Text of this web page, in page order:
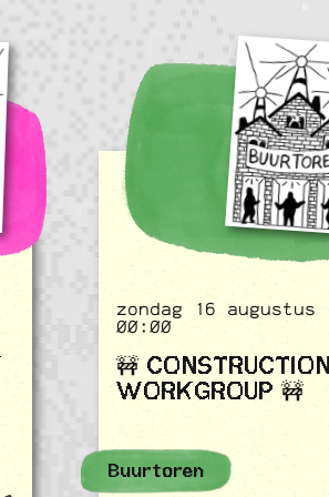
zondag 16 augustus
00:00
🚧 CONSTRUCTION
WORKGROUP 🚧
Buurtoren